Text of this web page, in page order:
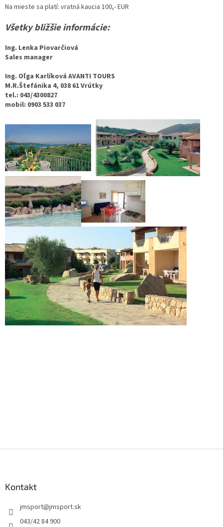
Na mieste sa platí: vratná kaucia 100,- EUR
Všetky bližšie informácie:
Ing. Lenka Piovarčiová
Sales manager
Ing. Oľga Karlíková AVANTI TOURS
M.R.Štefánika 4, 038 61 Vrútky
tel.: 043/4300827
mobil: 0903 533 037
Kontakt
jmsport@jmsport.sk
043/42 84 900